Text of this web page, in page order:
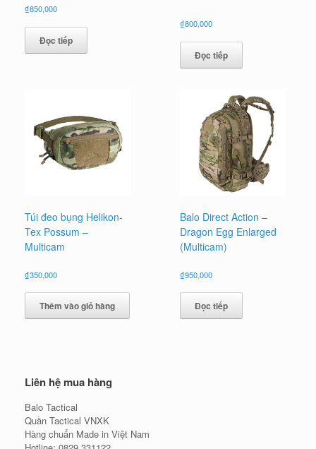
₫850,000
Đọc tiếp
₫800,000
Đọc tiếp
Túi đeo bụng Helikon-
Tex Possum –
Multicam
₫350,000
Thêm vào giỏ hàng
Balo Direct Action –
Dragon Egg Enlarged
(Multicam)
₫950,000
Đọc tiếp
Liên hệ mua hàng
Balo Tactical
Quần Tactical VNXK
Hàng chuẩn Made in Việt Nam